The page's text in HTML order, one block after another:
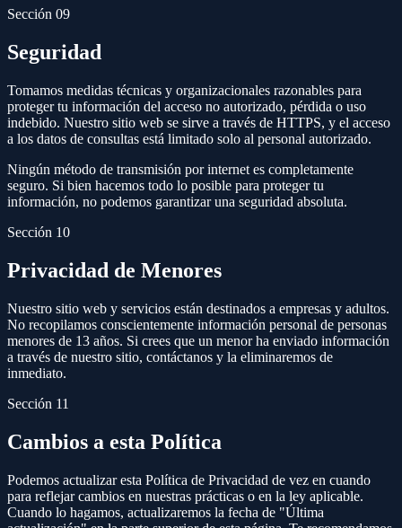
Sección 09
Seguridad
Tomamos medidas técnicas y organizacionales razonables para
proteger tu información del acceso no autorizado, pérdida o uso
indebido. Nuestro sitio web se sirve a través de HTTPS, y el acceso
a los datos de consultas está limitado solo al personal autorizado.
Ningún método de transmisión por internet es completamente
seguro. Si bien hacemos todo lo posible para proteger tu
información, no podemos garantizar una seguridad absoluta.
Sección 10
Privacidad de Menores
Nuestro sitio web y servicios están destinados a empresas y adultos.
No recopilamos conscientemente información personal de personas
menores de 13 años. Si crees que un menor ha enviado información
a través de nuestro sitio, contáctanos y la eliminaremos de
inmediato.
Sección 11
Cambios a esta Política
Podemos actualizar esta Política de Privacidad de vez en cuando
para reflejar cambios en nuestras prácticas o en la ley aplicable.
Cuando lo hagamos, actualizaremos la fecha de "Última